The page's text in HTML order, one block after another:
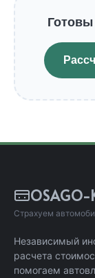
OSAGO-
Страхуем
Независимый
расчета
помогаем